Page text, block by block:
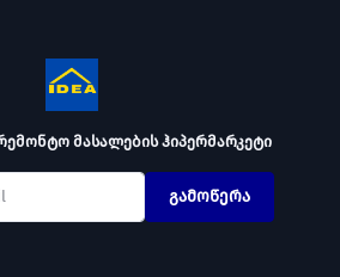
მასალების ჰიპერმარკეტი
გამოწერა